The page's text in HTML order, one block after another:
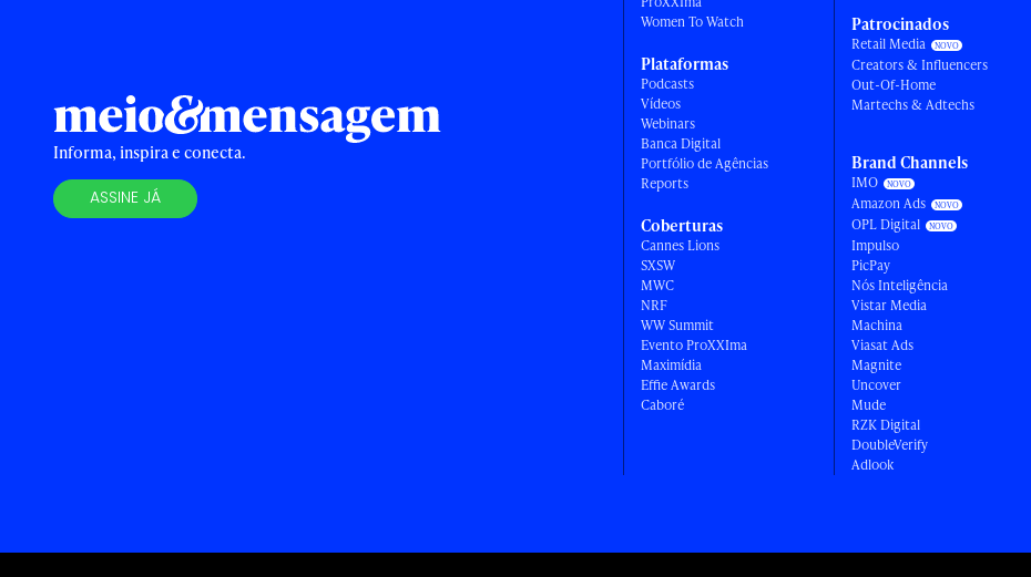
Informa, inspira e conecta.
ASSINE JÁ
Women To Watch
Plataformas
Podcasts
Vídeos
Webinars
Banca Digital
Portfólio de Agências
Reports
Coberturas
Cannes Lions
SXSW
MWC
NRF
WW Summit
Evento ProXXIma
Maximídia
Effie Awards
Caboré
Patrocinados
Retail Media
Creators & Influencers
Out-Of-Home
Martechs & Adtechs
Brand Channels
IMO
Amazon Ads
OPL Digital
Impulso
PicPay
Nós Inteligência
Vistar Media
Machina
Viasat Ads
Magnite
Uncover
Mude
RZK Digital
DoubleVerify
Adlook